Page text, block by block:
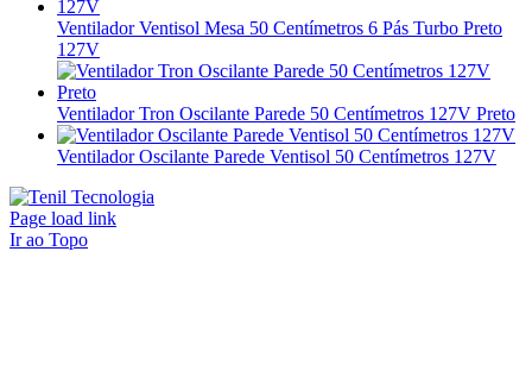
Ventilador Ventisol Mesa 50 Centímetros 6 Pás Turbo Preto
127V
Ventilador Tron Oscilante Parede 50 Centímetros 127V Preto
Ventilador Oscilante Parede Ventisol 50 Centímetros 127V
Page load link
Ir ao Topo